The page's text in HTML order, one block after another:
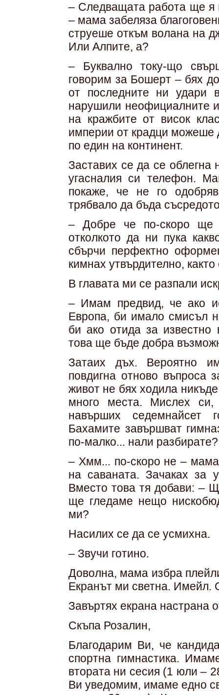
– Следващата работа ще я
– мама забеляза
струеше откъм волана на
Или Алпите, а?
– Буквално току-що
говорим за Бошерт – бях
от последните ни
нарушили неофициалните
на кражбите от висок
империи от крадци можеше
по един на континент.
Заставих се да се облегна
угасналия си телефон.
покаже, че не го
трябвало да бъда
– Добре че по-скоро ще
отколкото да ни пука
сбърчи перфектно
кимнах утвърдително,
В главата ми се разпали
– Имам предвид, че ако
Европа, би имало смисъл
би ако отида за
това ще бъде добра
Затаих дъх. Вероятно
повдигна отново въпроса
живот не бях ходила
много места. Мислех си,
навърших седемнайсет
Бахамите завършват
по-малко... нали разбирате?
– Хмм... по-скоро не –
на саваната. Зачаках за
Вместо това тя добави: –
ще гледаме нещо
ми?
Насилих се да се усмихна.
– Звучи готино.
Доволна, мама избра
Екранът ми светна. Имейл.
Завъртях екрана настрана
Скъпа Розалин,
Благодарим Ви, че
спортна гимнастика.
втората ни сесия (1 юли –
Ви уведомим, имаме едно